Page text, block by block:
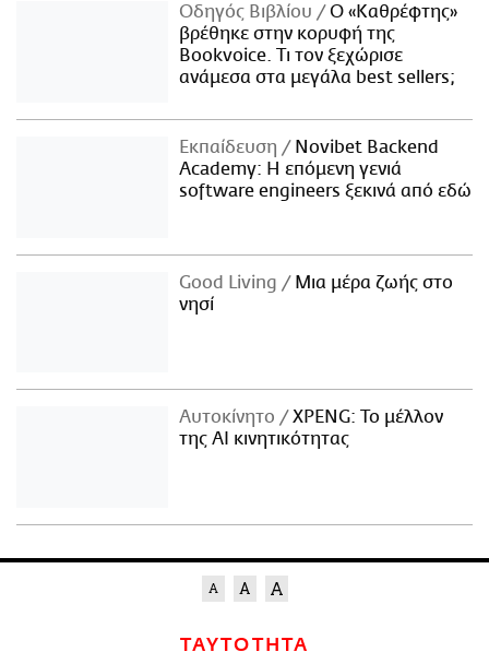
Οδηγός Βιβλίου
Ο «Καθρέφτης»
βρέθηκε στην κορυφή της
Bookvoice. Τι τον ξεχώρισε
ανάμεσα στα μεγάλα best sellers;
Εκπαίδευση
Novibet Backend
Academy: Η επόμενη γενιά
software engineers ξεκινά από εδώ
Good Living
Μια μέρα ζωής στο
νησί
Αυτοκίνητο
XPENG: Το μέλλον
της AI κινητικότητας
ΤΑΥΤΟΤΗΤΑ